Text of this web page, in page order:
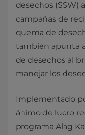
desechos (SSW)
campañas de
quema de
también apunta
de desechos al
manejar los
Implementado
ánimo de lucro
programa Alag